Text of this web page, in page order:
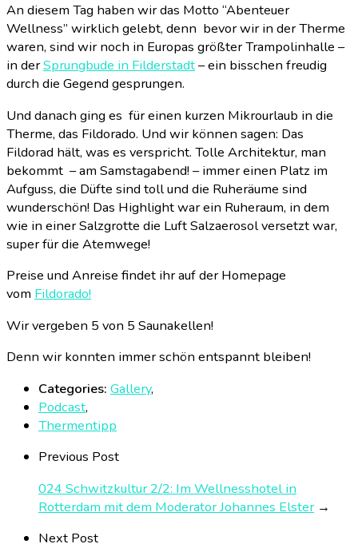
An diesem Tag haben wir das Motto “Abenteuer
Wellness” wirklich gelebt, denn bevor wir in der Therme
waren, sind wir noch in Europas größter Trampolinhalle –
in derSprungbude in Filderstadt– ein bisschen freudig
durch die Gegend gesprungen.
Und danach ging es für einen kurzen Mikrourlaub in die
Therme, das Fildorado. Und wir können sagen: Das
Fildorad hält, was es verspricht. Tolle Architektur, man
bekommt – am Samstagabend! – immer einen Platz im
Aufguss, die Düfte sind toll und die Ruheräume sind
wunderschön! Das Highlight war ein Ruheraum, in dem
wie in einer Salzgrotte die Luft Salzaerosol versetzt war,
super für die Atemwege!
Preise und Anreise findet ihr auf der Homepage
vom Fildorado!
Wir vergeben 5 von 5 Saunakellen!
Denn wir konnten immer schön entspannt bleiben!
Categories: Gallery,
Podcast,
Thermentipp
Previous Post
024 Schwitzkultur 2/2: Im Wellnesshotel in
Rotterdam mit dem Moderator Johannes Elster →
Next Post